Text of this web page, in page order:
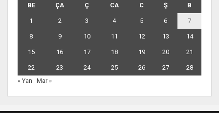
BE ÇA Ç CA C Ş B
1 2 3 4 5 6 7
8 9 10 11 12 13 14
15 16 17 18 19 20 21
22 23 24 25 26 27
28
« Yan
Mar »